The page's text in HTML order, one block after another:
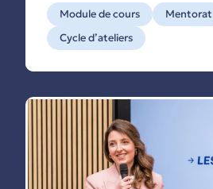
Module de cours Mentorat
Cycle d’ateliers